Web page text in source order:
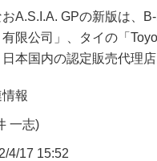
A.S.I.A. GPの新版は、
限公司」、タイの「
本国内の認定販売代理
報
一志)
4/17 15:52